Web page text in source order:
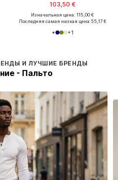
103,50 €
Изначальная цена: 115,00 €
Последняя самая низкая цена:55,17 €
+1
И ЛУЧШИЕ БРЕНДЫ
- Пальто